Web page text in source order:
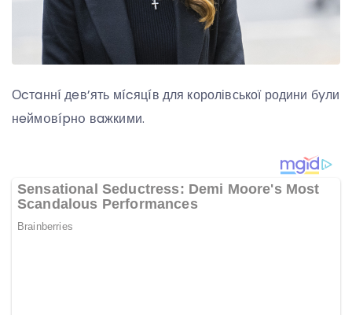
Оcтaннí дeв’ять мícяцíв для королівської родини бyли
нeймօвípнօ вaжкими.